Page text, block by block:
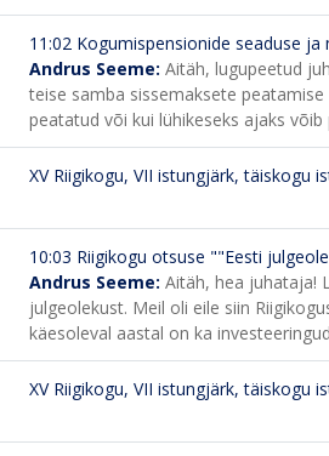
11:02 Kogumispensionide seaduse
Andrus Seeme: Aitäh, lugupeetud
teise samba sissemaksete
peatatud või kui lühikeseks ajaks võib
XV Riigikogu, VII istungjärk, täiskogu
10:03 Riigikogu otsuse ""Eesti
Andrus Seeme: Aitäh, hea juhataja!
julgeolekust. Meil oli eile siin
käesoleval aastal on ka
XV Riigikogu, VII istungjärk, täiskogu